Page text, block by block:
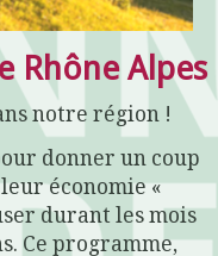
Rhône Alpes
notre région !
donner un coup
économie «
durant les mois
Ce programme,